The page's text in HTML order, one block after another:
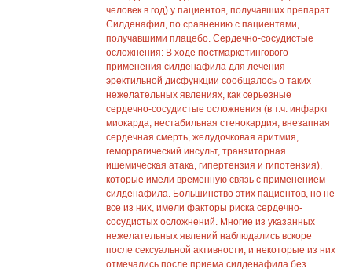
человек в год) у пациентов, получавших препарат
Силденафил, по сравнению с пациентами,
получавшими плацебо. Сердечно-сосудистые
осложнения: В ходе постмаркетингового
применения силденафила для лечения
эректильной дисфункции сообщалось о таких
нежелательных явлениях, как серьезные
сердечно-сосудистые осложнения (в т.ч. инфаркт
миокарда, нестабильная стенокардия, внезапная
сердечная смерть, желудочковая аритмия,
геморрагический инсульт, транзиторная
ишемическая атака, гипертензия и гипотензия),
которые имели временную связь с применением
силденафила. Большинство этих пациентов, но не
все из них, имели факторы риска сердечно-
сосудистых осложнений. Многие из указанных
нежелательных явлений наблюдались вскоре
после сексуальной активности, и некоторые из них
отмечались после приема силденафила без